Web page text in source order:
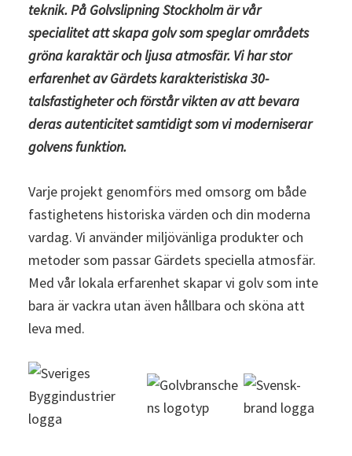
teknik. På Golvslipning Stockholmär vår
specialitet att skapa golv som speglar områdets
gröna karaktär och ljusa atmosfär. Vi har stor
erfarenhet av Gärdets karakteristiska 30-
talsfastigheter och förstår vikten av att bevara
deras autenticitet samtidigt som vi moderniserar
golvens funktion.
Varje projekt genomförs med omsorg om både
fastighetens historiska värden och din moderna
vardag. Vi använder miljövänliga produkter och
metoder som passar Gärdets speciella atmosfär.
Med vår lokala erfarenhet skapar vi golv som inte
bara är vackra utan även hållbara och sköna att
leva med.